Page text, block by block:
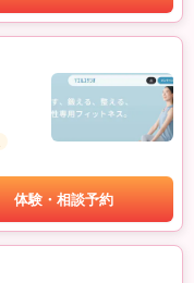
体験・相談予約